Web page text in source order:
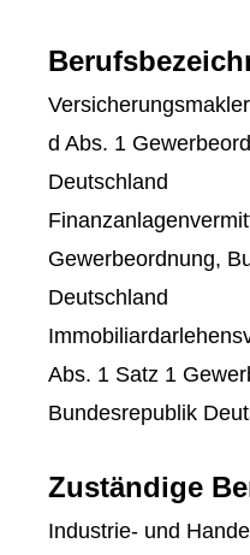
d Abs. 1
Deutschland
Gewerbeordnung,
Deutschland
Abs. 1 Satz 1
Bundesrepublik
Zuständige
Industrie- und